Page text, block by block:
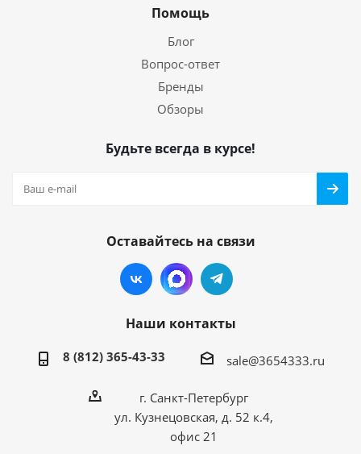
Помощь
Блог
Вопрос-ответ
Бренды
Обзоры
Будьте всегда в курсе!
Оставайтесь на связи
Наши контакты
8 (812) 365-43-33 sale@3654333.ru
г. Санкт-Петербург
ул. Кузнецовская, д. 52 к.4,
офис 21